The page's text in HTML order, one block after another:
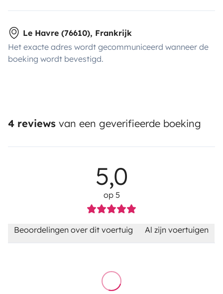
Le Havre (76610), Frankrijk
Het exacte adres wordt gecommuniceerd wanneer de
boeking wordt bevestigd.
4 reviews van een geverifieerde boeking
5,0
op 5
Beoordelingen over dit voertuig Al zijn voertuigen